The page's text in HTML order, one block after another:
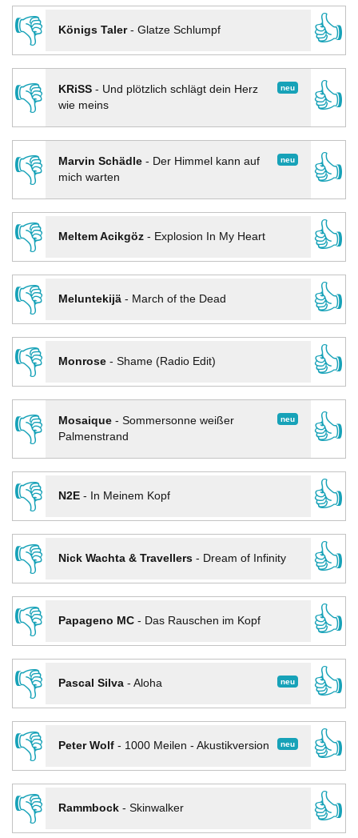
👎
Königs Taler- Glatze Schlumpf
👍
👎
neu
KRiSS- Und plötzlich schlägt dein Herz
wie meins
👍
👎 neu
Marvin Schädle- Der Himmel kann auf
mich warten
👍
👎
Meltem Acikgöz- Explosion In My Heart
👍
👎
Meluntekijä- March of the Dead
👍
👎
Monrose- Shame (Radio Edit)
👍
👎
neu
Mosaique- Sommersonne weißer
Palmenstrand
👍
👎
N2E- In Meinem Kopf
👍
👎
Nick Wachta & Travellers- Dream of Infinity
👍
👎
Papageno MC- Das Rauschen im Kopf
👍
👎
neu
Pascal Silva- Aloha
👍
👎
neu
Peter Wolf- 1000 Meilen - Akustikversion
👍
👎
Rammbock- Skinwalker
👍